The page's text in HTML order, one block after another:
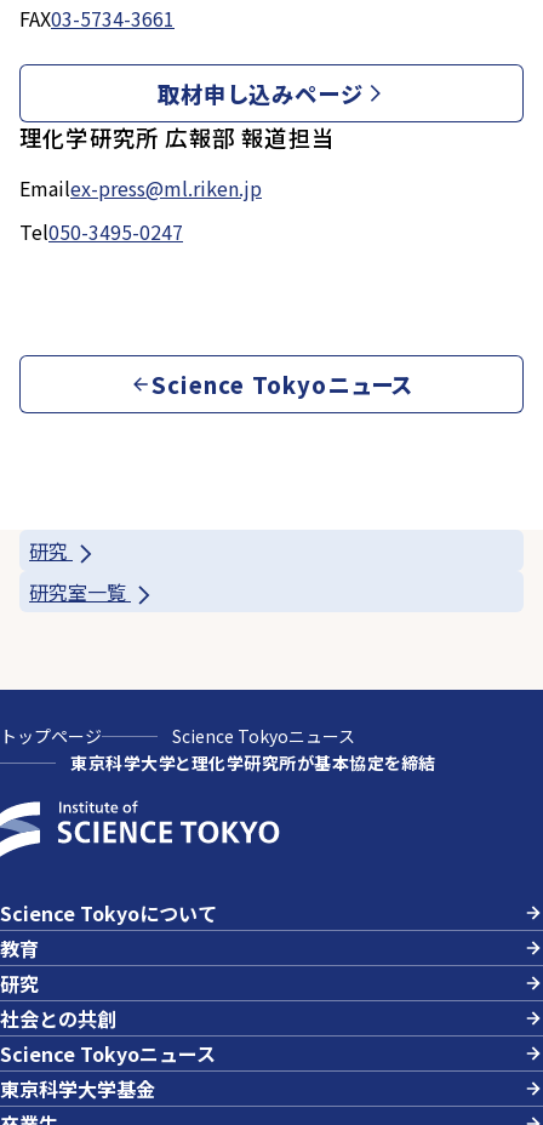
FAX03-5734-3661
取材申し込みページ
理化学研究所 広報部 報道担当
Emailex-press@ml.riken.jp
Tel050-3495-0247
Science Tokyoニュース
研究
研究室一覧
トップページ
Science Tokyoニュース
東京科学大学と理化学研究所が基本協定を締結
Science Tokyoについて
教育
研究
社会との共創
Science Tokyoニュース
東京科学大学基金